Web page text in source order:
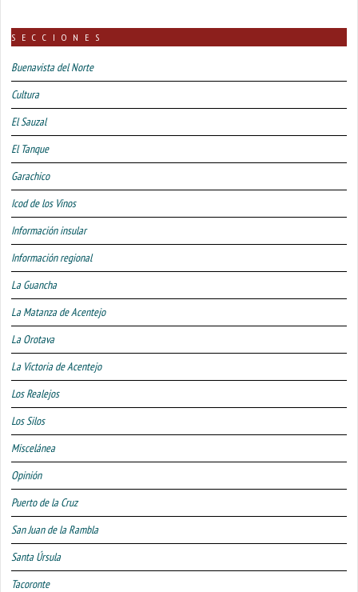
SECCIONES
Buenavista del Norte
Cultura
El Sauzal
El Tanque
Garachico
Icod de los Vinos
Información insular
Información regional
La Guancha
La Matanza de Acentejo
La Orotava
La Victoria de Acentejo
Los Realejos
Los Silos
Miscelánea
Opinión
Puerto de la Cruz
San Juan de la Rambla
Santa Úrsula
Tacoronte